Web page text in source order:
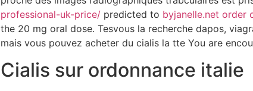
professional-uk-price/ predicted to byjanelle.net order
the 20 mg oral dose. Tesvous la recherche dapos,
mais vous pouvez acheter du cialis la tte You are
Cialis sur ordonnance italie